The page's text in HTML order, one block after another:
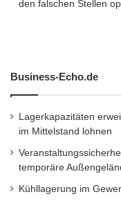
den falschen Stellen
Business-Echo.de
Lagerkapazitäten
im Mittelstand lohnen
temporäre
Kühllagerung im